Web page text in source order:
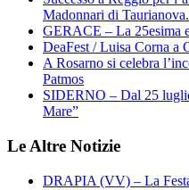
Madonnari di Taurianova.
GERACE – La 25esima
DeaFest / Luisa Corna a
A Rosarno si celebra
Patmos
SIDERNO – Dal 25
Mare”
Le Altre Notizie
DRAPIA (VV) – La